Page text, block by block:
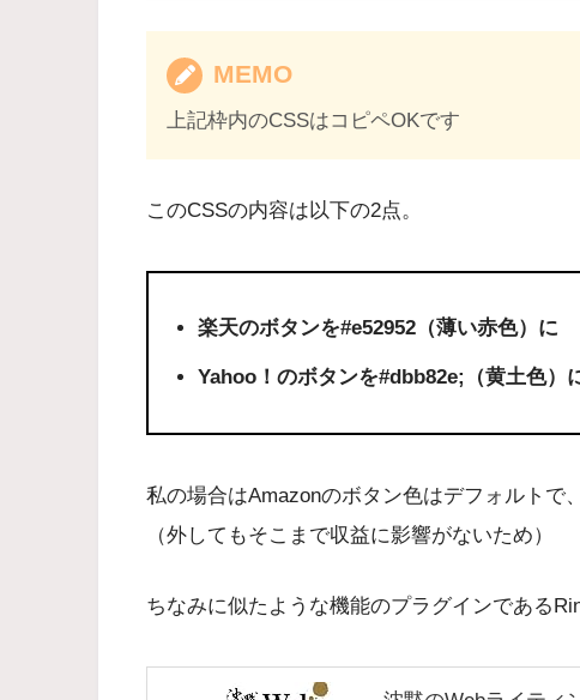
MEMO
上記枠内のCSSはコピペOKです
このCSSの内容は以下の2点。
楽天のボタンを#e52952（薄い赤色）に
Yahoo！のボタンを#dbb82e;（黄土色）
私の場合はAmazonのボタン色はデフォルトで
（外してもそこまで収益に影響がないため）
ちなみに似たような機能のプラグインである